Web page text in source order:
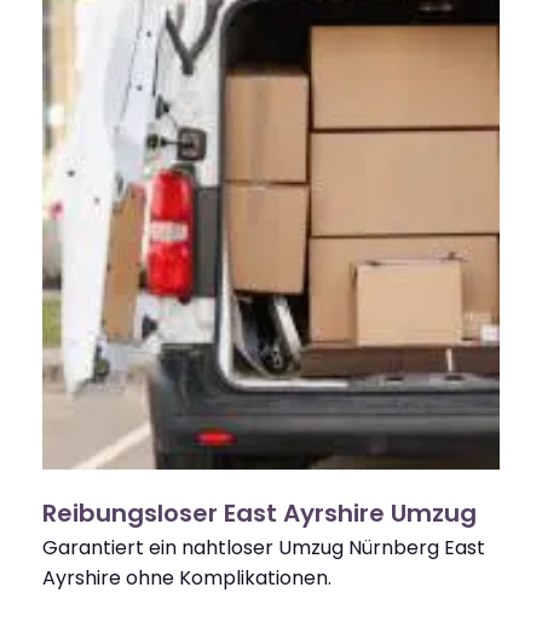
Reibungsloser East Ayrshire Umzug
Garantiert ein nahtloser Umzug Nürnberg East
Ayrshire ohne Komplikationen.